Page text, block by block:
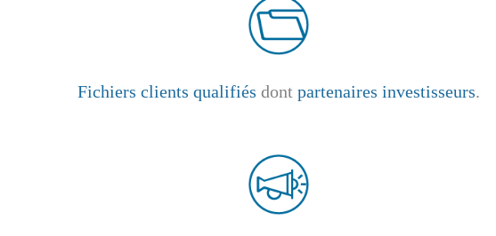
Fichiers clients qualifiés dont partenaires investisseurs.